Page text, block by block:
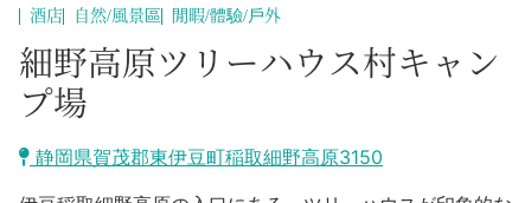
松崎町
熱海市
東伊豆町
交通指南
繁體中文
酒店 自然/風景區 閒暇/體驗/戶外
細野高原ツリーハウス村キャン
プ場
静岡県賀茂郡東伊豆町稲取細野高原3150